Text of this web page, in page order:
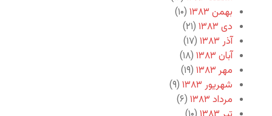
بهمن ۱۳۸۳
(۱۰)
دی ۱۳۸۳
(۲۱)
آذر ۱۳۸۳
(۱۷)
آبان ۱۳۸۳
(۱۸)
مهر ۱۳۸۳
(۱۹)
شهریور ۱۳۸۳
(۹)
مرداد ۱۳۸۳
(۶)